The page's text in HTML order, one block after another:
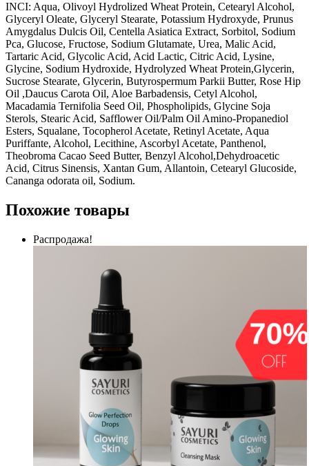
INCI: Aqua, Olivoyl Hydrolized Wheat Protein, Cetearyl Alcohol,
Glyceryl Oleate, Glyceryl Stearate, Potassium Hydroxyde, Prunus
Amygdalus Dulcis Oil, Centella Asiatica Extract, Sorbitol, Sodium
Pca, Glucose, Fructose, Sodium Glutamate, Urea, Malic Acid,
Tartaric Acid, Glycolic Acid, Acid Lactic, Citric Acid, Lysine,
Glycine, Sodium Hydroxide, Hydrolyzed Wheat Protein,Glycerin,
Sucrose Stearate, Glycerin, Butyrospermum Parkii Butter, Rose Hip
Oil ,Daucus Carota Oil, Aloe Barbadensis, Cetyl Alcohol,
Macadamia Ternifolia Seed Oil, Phospholipids, Glycine Soja
Sterols, Stearic Acid, Safflower Oil/Palm Oil Amino-Propanediol
Esters, Squalane, Tocopherol Acetate, Retinyl Acetate, Aqua
Puriffante, Alcohol, Lecithine, Ascorbyl Acetate, Panthenol,
Theobroma Cacao Seed Butter, Benzyl Alcohol,Dehydroacetic
Acid, Citrus Sinensis, Xantan Gum, Allantoin, Cetearyl Glucoside,
Cananga odorata oil, Sodium.
Похожие товары
Распродажа!